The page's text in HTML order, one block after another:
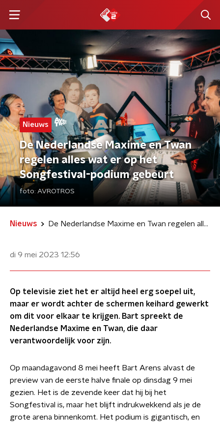
Nieuws
De Nederlandse Maxime en Twan
regelen alles wat er op het
Songfestival-podium gebeurt
foto: AVROTROS
Nieuws De Nederlandse Maxime en Twan regelen alles wat er op het Songfestival-podium gebeurt
di 9 mei 2023 12:56
Op televisie ziet het er altijd heel erg soepel uit,
maar er wordt achter de schermen keihard gewerkt
om dit voor elkaar te krijgen. Bart spreekt de
Nederlandse Maxime en Twan, die daar
verantwoordelijk voor zijn.
Op maandagavond 8 mei heeft Bart Arens alvast de
preview van de eerste halve finale op dinsdag 9 mei
gezien. Het is de zevende keer dat hij bij het
Songfestival is, maar het blijft indrukwekkend als je de
grote arena binnenkomt. Het podium is gigantisch, en